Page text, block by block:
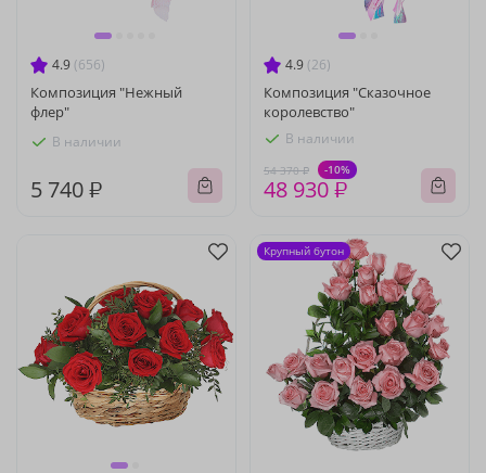
4.9 (656)
Композиция "Нежный
флер"
В наличии
5 740 ₽
4.9 (26)
Композиция "Сказочное
королевство"
В наличии
54 370 ₽ -10%
48 930 ₽
Крупный бутон